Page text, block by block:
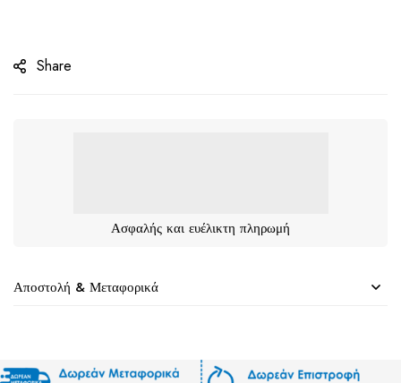
Share
Ασφαλής και ευέλικτη πληρωμή
Αποστολή & Μεταφορικά